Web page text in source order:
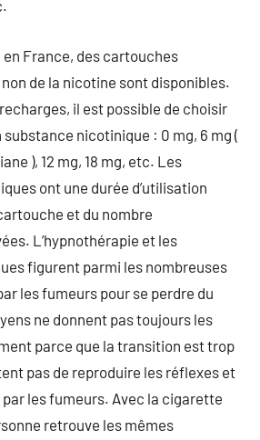
en France, des cartouches
de la nicotine sont disponibles.
il est possible de choisir
nicotinique : 0 mg, 6 mg (
), 12 mg, 18 mg, etc. Les
ont une durée d’utilisation
et du nombre
L’hypnothérapie et les
figurent parmi les nombreuses
les fumeurs pour se perdre du
ne donnent pas toujours les
parce que la transition est trop
pas de reproduire les réflexes et
les fumeurs. Avec la cigarette
retrouve les mêmes